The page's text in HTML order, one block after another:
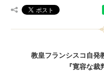
教皇フランシスコ自発
『寛容な裁